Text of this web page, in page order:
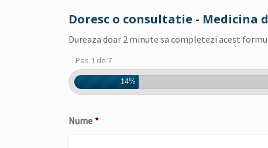
Doresc o consultatie - Medicina
Dureaza doar 2 minute sa completezi acest
Pas 1 de 7
14%
Nume *